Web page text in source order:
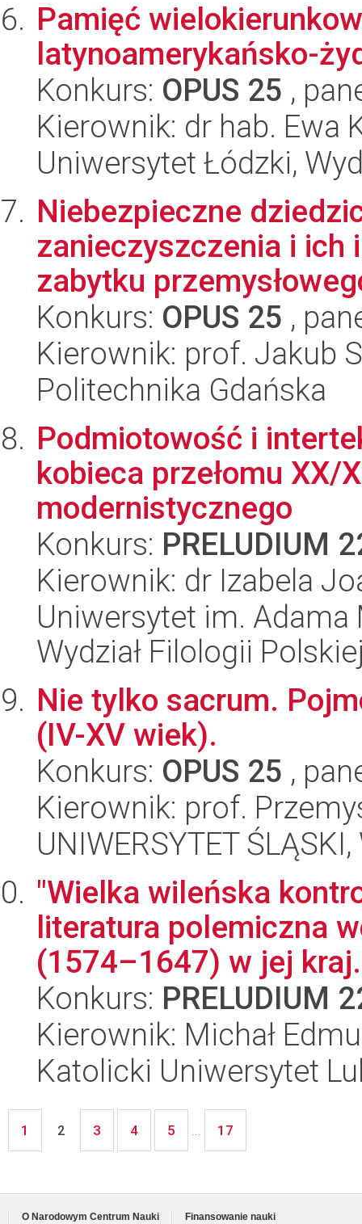
Pamięć
latynoamerykańsko-
Konkurs: OPUS 25 ,
Kierownik: dr hab. Ewa
Uniwersytet Łódzki,
Niebezpieczne
zanieczyszczenia i
zabytku
Konkurs: OPUS 25 ,
Kierownik: prof. Jakub
Politechnika Gdańska
Podmiotowość i
kobieca przełomu XX/
modernistycznego
Konkurs: PRELUDIUM
Kierownik: dr Izabela
Uniwersytet im.
Wydział Filologii
Nie tylko sacrum.
(IV-XV wiek).
Konkurs: OPUS 25 ,
Kierownik: prof.
UNIWERSYTET
"Wielka wileńska
literatura polemiczna
(1574–1647) w jej
Konkurs: PRELUDIUM
Kierownik: Michał
Katolicki Uniwersytet
1 2 3 4 5 ... 17
O Narodowym Centrum Nauki Finansowanie nauki